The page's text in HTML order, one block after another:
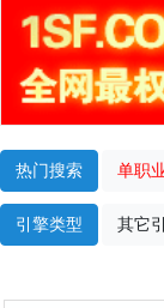
热门搜索 单职
引擎类型 其它